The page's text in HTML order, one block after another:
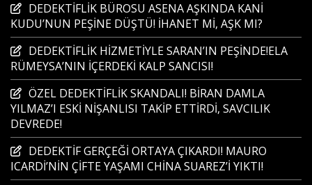
DEDEKTİFLİK BÜROSU ASENA AŞKINDA KANİ
KUDU’NUN PEŞİNE DÜŞTÜ! İHANET Mİ, AŞK MI?
DEDEKTİFLİK HİZMETİYLE SARAN’IN PEŞİNDE!ELA
RÜMEYSA’NIN İÇERDEKİ KALP SANCISI!
ÖZEL DEDEKTİFLİK SKANDALI! BİRAN DAMLA
YILMAZ’I ESKİ NİŞANLISI TAKİP ETTİRDİ, SAVCILIK
DEVREDE!
DEDEKTİF GERÇEĞİ ORTAYA ÇIKARDI! MAURO
ICARDİ’NİN ÇİFTE YAŞAMI CHİNA SUAREZ’İ YIKTI!